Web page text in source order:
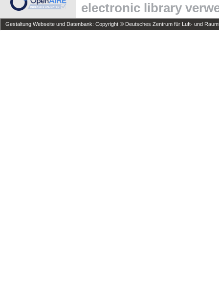
electronic library
Gestaltung Webseite und Datenbank: Copyright © Deutsches Zentrum für Luft- und